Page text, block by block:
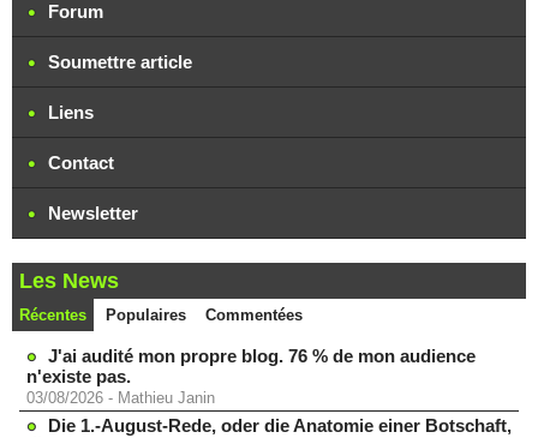
Forum
Soumettre article
Liens
Contact
Newsletter
Les News
Récentes Populaires Commentées
J'ai audité mon propre blog. 76 % de mon audience
n'existe pas.
03/08/2026 - Mathieu Janin
Die 1.-August-Rede, oder die Anatomie einer Botschaft,